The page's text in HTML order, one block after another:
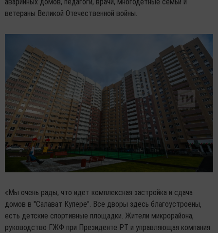
аварийных домов, педагоги, врачи, многодетные семьи и
ветераны Великой Отечественной войны.
«Мы очень рады, что идет комплексная застройка и сдача
домов в "Салават Купере". Все дворы здесь благоустроены,
есть детские спортивные площадки. Жители микрорайона,
руководство ГЖФ при Президенте РТ и управляющая компания